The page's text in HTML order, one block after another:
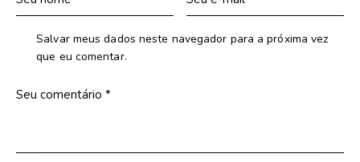
Salvar meus dados neste navegador para a próxima vez
que eu comentar.